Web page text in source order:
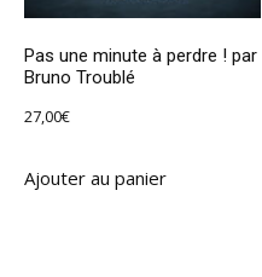
Pas une minute à perdre ! par
Bruno Troublé
27,00€
Ajouter au panier